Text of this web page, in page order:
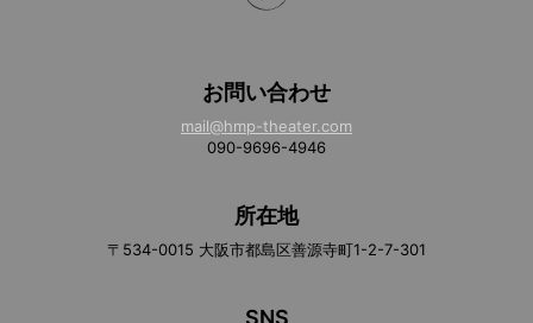
お問い合わせ
mail@hmp-theater.com
090-9696-4946
所在地
〒534-0015 大阪市都島区善源寺町1-2-7-301